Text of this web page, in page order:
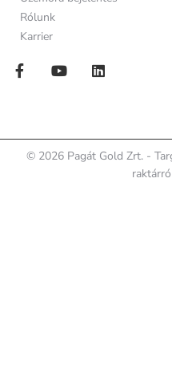
Rólunk
Karrier
© 2026 Pagát Gold Zrt. -